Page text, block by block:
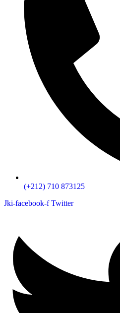
(+212) 710 873125
Jki-facebook-f Twitter